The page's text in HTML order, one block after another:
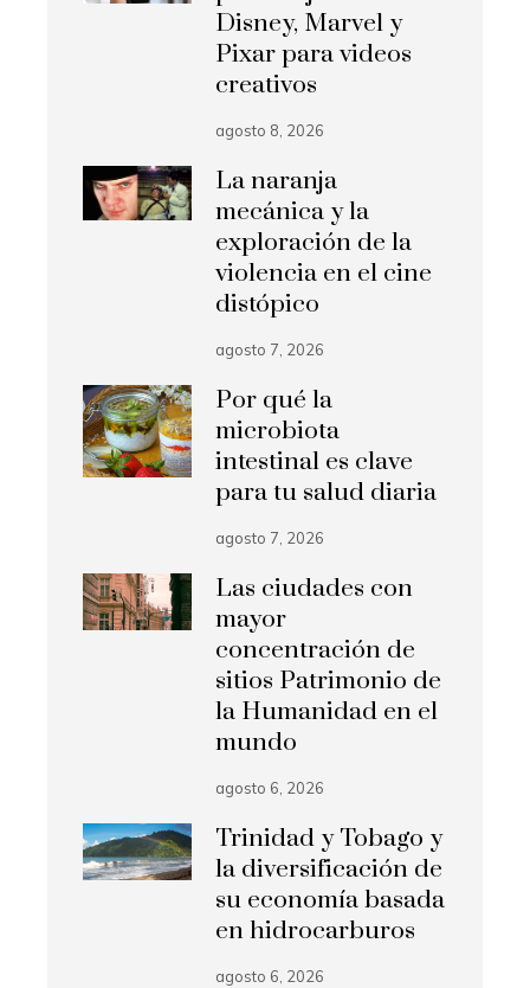
Disney, Marvel y
Pixar para videos
creativos
agosto 8, 2026
La naranja
mecánica y la
exploración de la
violencia en el cine
distópico
agosto 7, 2026
Por qué la
microbiota
intestinal es clave
para tu salud diaria
agosto 7, 2026
Las ciudades con
mayor
concentración de
sitios Patrimonio de
la Humanidad en el
mundo
agosto 6, 2026
Trinidad y Tobago y
la diversificación de
su economía basada
en hidrocarburos
agosto 6, 2026